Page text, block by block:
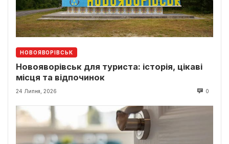
НОВОЯВОРІВСЬК
Новояворівськ для туриста: історія, цікаві
місця та відпочинок
24 Липня, 2026 0